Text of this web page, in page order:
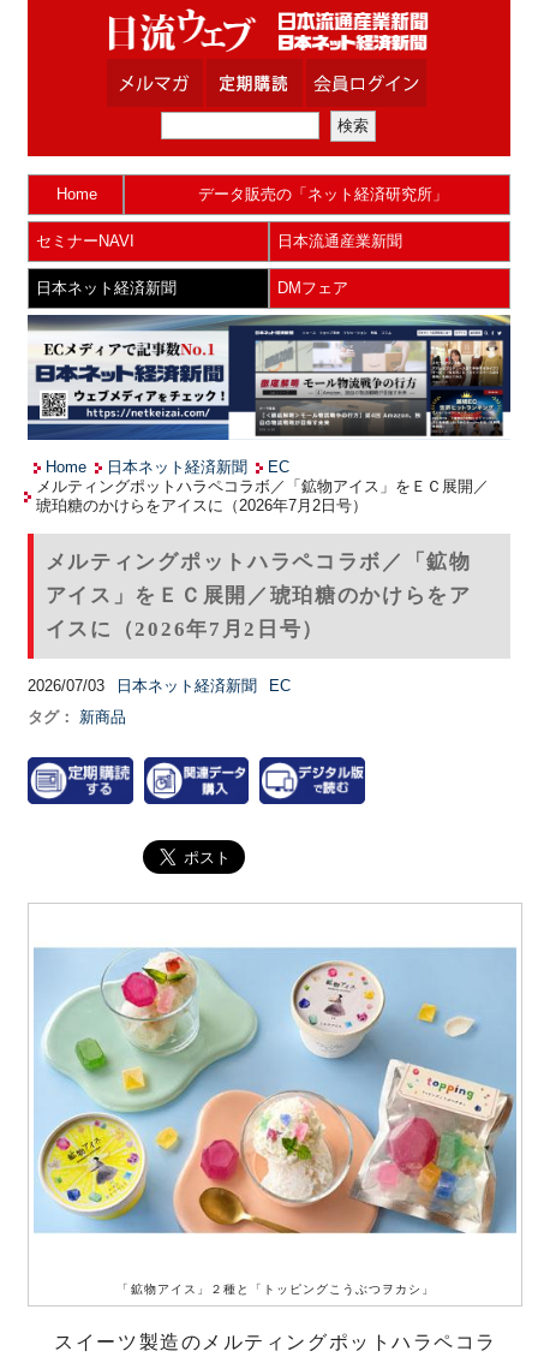
Home データ販売の「ネット経済研究所」
セミナーNAVI 日本流通産業新聞
日本ネット経済新聞 DMフェア
Home 日本ネット経済新聞
EC
メルティングポットハラペコラボ／「鉱物アイス」をＥＣ展開／
琥珀糖のかけらをアイスに（2026年7月2日号）
メルティングポットハラペコラボ／「鉱物
アイス」をＥＣ展開／琥珀糖のかけらをア
イスに（2026年7月2日号）
2026/07/03 日本ネット経済新聞
EC
タグ：
新商品
「鉱物アイス」２種と「トッピングこうぶつヲカシ」
スイーツ製造のメルティングポットハラペコラ